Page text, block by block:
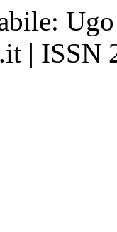
| ISSN